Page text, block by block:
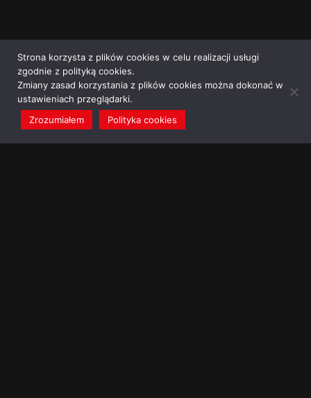
Strona korzysta z plików cookies w celu realizacji usługi
zgodnie z polityką cookies.
Zmiany zasad korzystania z plików cookies można dokonać w
ustawieniach przeglądarki.
Zrozumiałem
Polityka cookies